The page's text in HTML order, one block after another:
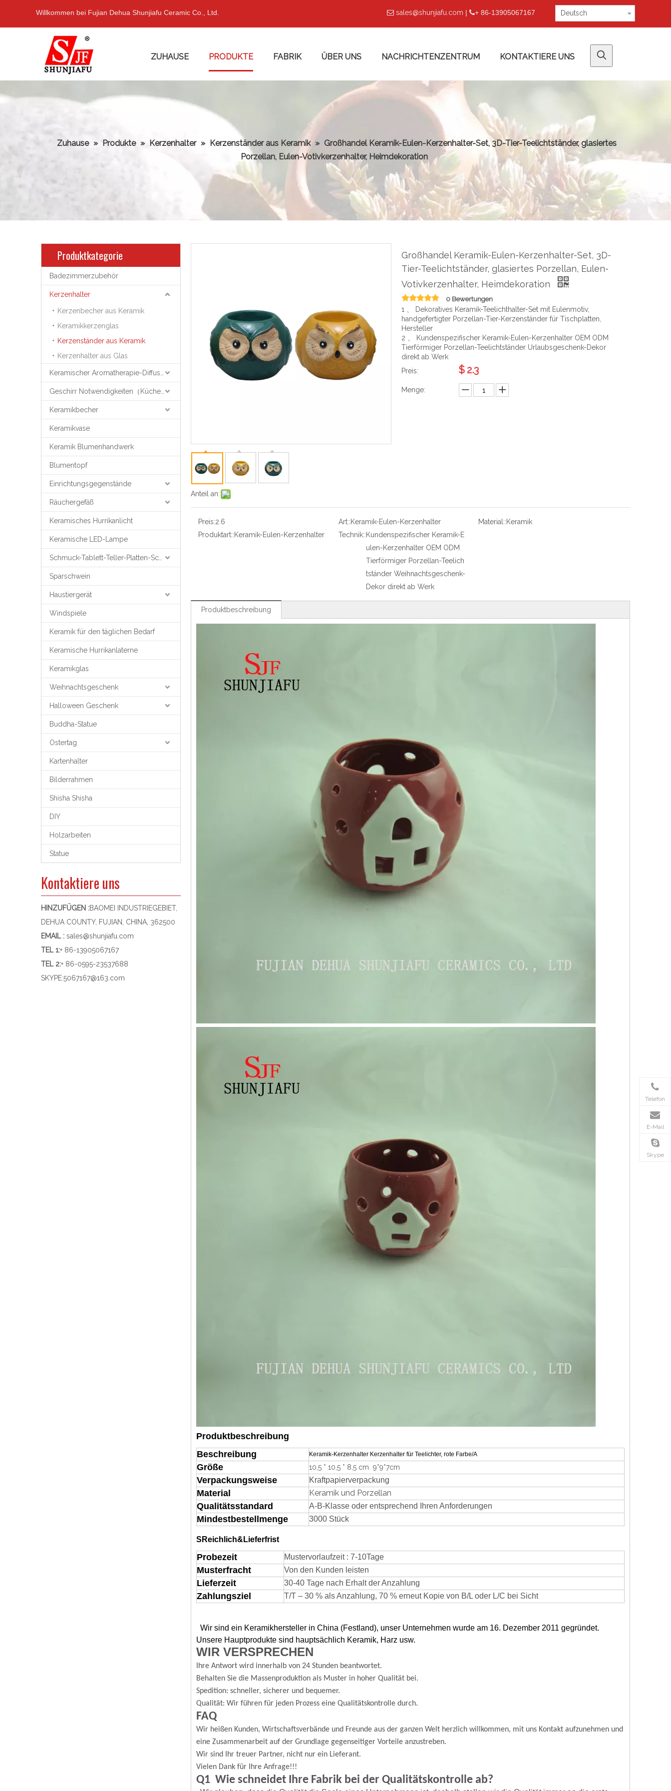
Willkommen bei Fujian Dehua Shunjiafu Ceramic Co., Ltd.  sales@shunjiafu.com | + 86-13905067167 Deutsch
ZUHAUSE PRODUKTE FABRIK ÜBER UNS NACHRICHTENZENTRUM KONTAKTIERE UNS
Zuhause » Produkte » Kerzenhalter » Kerzenständer aus Keramik » Großhandel Keramik-Eulen-Kerzenhalter-Set, 3D-Tier-Teelichtständer, glasiertes
Porzellan, Eulen-Votivkerzenhalter, Heimdekoration
Produktkategorie
Badezimmerzubehör
Kerzenhalter
Kerzenbecher aus Keramik
Keramikkerzenglas
Kerzenständer aus Keramik
Kerzenhalter aus Glas
Keramikbecher
Keramikvase
Keramik Blumenhandwerk
Blumentopf
Einrichtungsgegenstände
Räuchergefäß
Keramisches Hurrikanlicht
Keramische LED-Lampe
Sparschwein
Haustiergerät
Windspiele
Keramik für den täglichen Bedarf
Keramische Hurrikanlaterne
Keramikglas
Weihnachtsgeschenk
Halloween Geschenk
Buddha-Statue
Ostertag
Kartenhalter
Bilderrahmen
Shisha Shisha
DIY
Holzarbeiten
Statue
Kontaktiere uns
HINZUFÜGEN :BAOMEI INDUSTRIEGEBIET,
DEHUA COUNTY, FUJIAN, CHINA, 362500
EMAIL : sales@shunjiafu.com
TEL 1:+ 86-13905067167
TEL 2:+ 86-0595-23537688
SKYPE:5067167@163.com
Anteil an:
Großhandel Keramik-Eulen-Kerzenhalter-Set, 3D-
Tier-Teelichtständer, glasiertes Porzellan, Eulen-
Votivkerzenhalter, Heimdekoration
0 Bewertungen
1 、 Dekoratives Keramik-Teelichthalter-Set mit Eulenmotiv,
handgefertigter Porzellan-Tier-Kerzenständer für Tischplatten,
Hersteller
2 、 Kundenspezifischer Keramik-Eulen-Kerzenhalter OEM ODM
Tierförmiger Porzellan-Teelichtständer Urlaubsgeschenk-Dekor
direkt ab Werk
Preis:
$ 2.3
Menge:
Preis:2.6 Art::Keramik-Eulen-Kerzenhalter Material::Keramik
Produktart::Keramik-Eulen-Kerzenhalter Technik::Kundenspezifischer Keramik-E
ulen-Kerzenhalter OEM ODM
Tierförmiger Porzellan-Teelich
tständer Weihnachtsgeschenk-
Dekor direkt ab Werk
Produktbeschreibung
Produktbeschreibung
Beschreibung
Keramik-Kerzenhalter Kerzenhalter für Teelichter, rote Farbe/A
Größe 10,5 * 10,5 * 8,5 cm 9*9*7cm
Verpackungsweise Kraftpapierverpackung
Material Keramik und Porzellan
Qualitätsstandard A-B-Klasse oder entsprechend Ihren Anforderungen
Mindestbestellmenge 3000 Stück
S Reichlich&Lieferfrist
Probezeit Mustervorlaufzeit : 7-10Tage
Musterfracht Von den Kunden leisten
Lieferzeit 30-40 Tage nach Erhalt der Anzahlung
Zahlungsziel T/T – 30 % als Anzahlung, 70 % erneut Kopie von B/L oder L/C bei Sicht
Wir sind ein Keramikhersteller in China (Festland), unser Unternehmen wurde am 16. Dezember 2011 gegründet.
Unsere Hauptprodukte sind hauptsächlich Keramik, Harz usw.
WIR VERSPRECHEN
Ihre Antwort wird innerhalb von 24 Stunden beantwortet.
Behalten Sie die Massenproduktion als Muster in hoher Qualität bei.
Spedition: schneller, sicherer und bequemer.
Qualität: Wir führen für jeden Prozess eine Qualitätskontrolle durch.
FAQ
Wir heißen Kunden, Wirtschaftsverbände und Freunde aus der ganzen Welt herzlich willkommen, mit uns Kontakt aufzunehmen und
eine Zusammenarbeit auf der Grundlage gegenseitiger Vorteile anzustreben.
Wir sind Ihr treuer Partner, nicht nur ein Lieferant.
Vielen Dank für Ihre Anfrage!!!
Q1 Wie schneidet Ihre Fabrik bei der Qualitätskontrolle ab?
Telefon
E-Mail
Skype